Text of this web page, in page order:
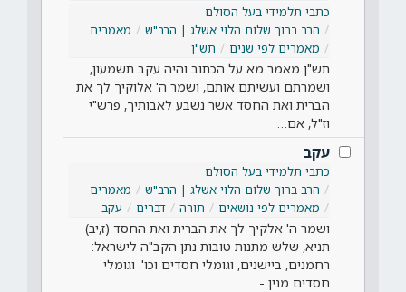
כתבי תלמידי בעל הסולם
הרב ברוך שלום הלוי אשלג | הרב"ש
מאמרים
מאמרים לפי שנים
תש"ן
תש"ן מאמר מא על הכתוב והיה עקב תשמעון,
ושמרתם ועשיתם אותם, ושמר ה' אלוקיך לך את
הברית ואת החסד אשר נשבע לאבותיך, פרש"י
וז"ל, אם…
עקב
כתבי תלמידי בעל הסולם
הרב ברוך שלום הלוי אשלג | הרב"ש
מאמרים
מאמרים לפי נושאים
תורה דברים עקב
ושמר ה' אלקיך לך את הברית ואת החסד (ז,יב)
תניא, שלש מתנות טובות נתן הקב"ה לישראל:
רחמנים, ביישנים, וגומלי חסדים וכו'. וגומלי
חסדים מנין -…